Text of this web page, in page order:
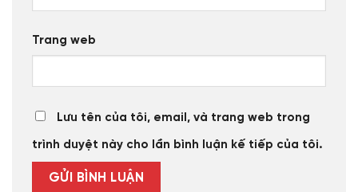
Trang web
Lưu tên của tôi, email, và trang web trong
trình duyệt này cho lần bình luận kế tiếp của tôi.